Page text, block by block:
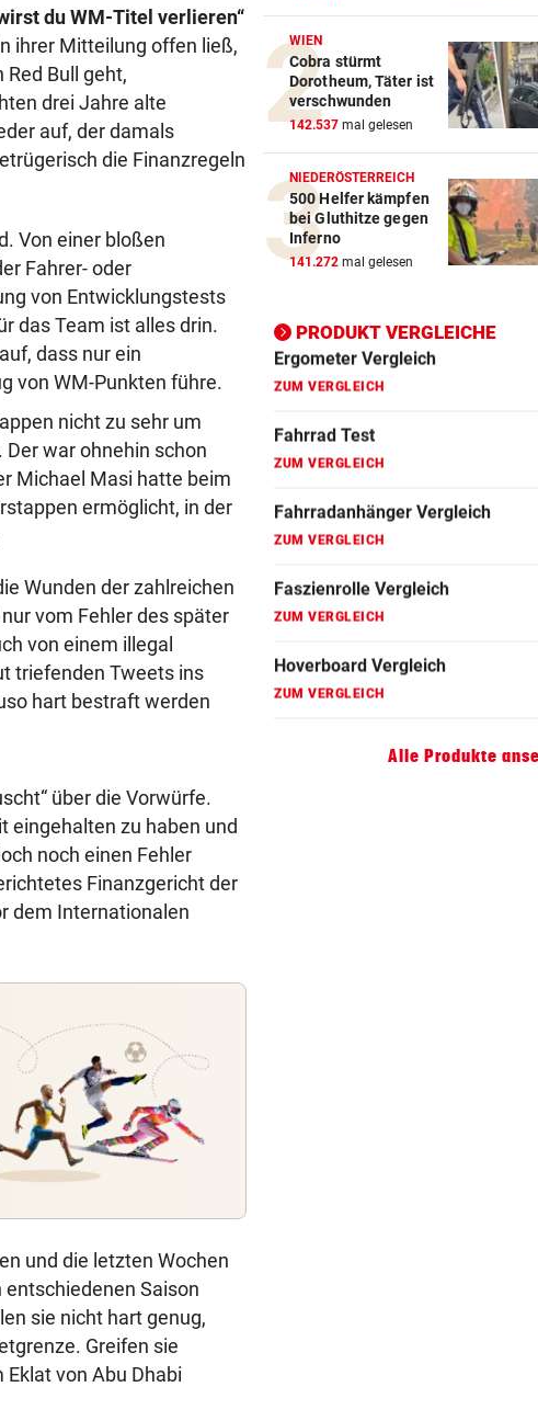
du WM-Titel verlieren“
ihrer Mitteilung offen ließ,
Bull geht,
drei Jahre alte
auf, der damals
die Finanzregeln
Von einer bloßen
Fahrer- oder
von Entwicklungstests
das Team ist alles drin.
dass nur ein
von WM-Punkten führe.
nicht zu sehr um
war ohnehin schon
Michael Masi hatte beim
ermöglicht, in der
Wunden der zahlreichen
vom Fehler des später
von einem illegal
triefenden Tweets ins
hart bestraft werden
über die Vorwürfe.
eingehalten zu haben und
noch einen Fehler
Finanzgericht der
dem Internationalen
und die letzten Wochen
Saison
sie nicht hart genug,
Greifen sie
von Abu Dhabi
WIEN
Cobra stürmt
Dorotheum, Täter ist
verschwunden
142.537 mal gelesen
NIEDERÖSTERREICH
500 Helfer kämpfen
bei Gluthitze gegen
Inferno
141.272 mal gelesen
PRODUKT VERGLEICHE
ZUM VERGLEICH
Crosstrainer Vergleich
ZUM VERGLEICH
ZUM VERGLEICH
Elektro-Scooter Vergleich
ZUM VERGLEICH
ZUM VERGLEICH
Fahrrad Test
Fahrradanhänger Vergleich
Faszienrolle Vergleich
Hoverboard Vergleich
Kinderfahrrad Vergleich
Alle Produkte